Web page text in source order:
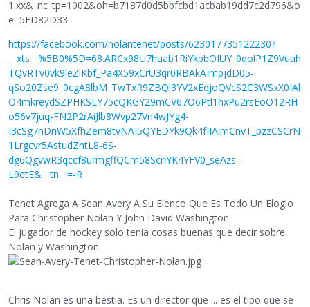
https://facebook.com/nolantenet/posts/623017735122230?
__xts__%5B0%5D=68.ARCx98U7huab1RiYkpbOIUY_0qolP1Z9Vuuh
TQvRTv0vk9leZlKbf_Pa4X59xCrU3qr0RBAkAImpjdD05-
qSo20Zse9_0cgA8lbM_TwTxR9ZBQl3YV2xEqjoQVcS2C3WSxX0IAl
O4mkreydSZPHKSLY75cQKGY29mCV67O6Ptl1hxPu2rsEoO12RH
o56v7juq-FN2P2rAiJlb8Wvp27Vn4wJYg4-
I3cSg7nDnW5XfhZem8tvNAI5QYEDYk9Qk4fIIAimCnvT_pzzCSCrN
1Lrgcvr5AstudZntL8-6S-
dg6QgvwR3qccf8urmgffQCm58ScriYK4YFV0_seAzs-
L9etE&__tn__=-R
Tenet Agrega A Sean Avery A Su Elenco Que Es Todo Un Elogio
Para Christopher Nolan Y John David Washington
El jugador de hockey solo tenía cosas buenas que decir sobre
Nolan y Washington.
Chris Nolan es una bestia. Es un director que ... es el tipo que se